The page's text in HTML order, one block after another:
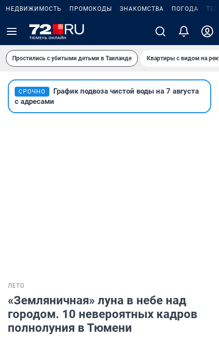
НЕДВИЖИМОСТЬ ПРОМОКОДЫ ЗНАКОМСТВА ПОГОДА
Простились с убитыми детьми в Таиланде Квартиры с видом на
СРОЧНО
График подвоза чистой воды на 7 августа
с адресами
ЛЕТО
«Земляничная» луна в небе над
городом. 10 невероятных кадров
полнолуния в Тюмени